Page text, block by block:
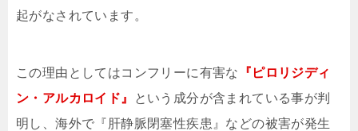
起がなされています。
この理由としてはコンフリーに有害な
『ピロリジディ
ン・アルカロイド』
という成分が含まれている事が判
明し、海外で『肝静脈閉塞性疾患』などの被害が発生